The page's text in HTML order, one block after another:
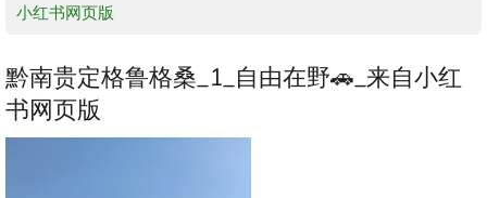
小红书网页版
黔南贵定格鲁格桑_1_自由在野🚗_来自小红
书网页版